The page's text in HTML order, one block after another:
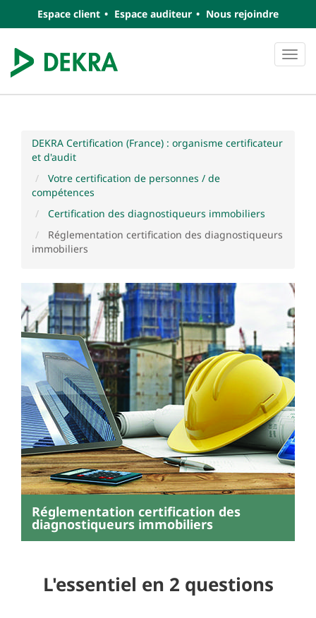
Espace client Espace auditeur Nous rejoindre
DEKRA Certification (France) : organisme certificateur
et d'audit
Votre certification de personnes / de
compétences
Certification des diagnostiqueurs immobiliers
Réglementation certification des diagnostiqueurs
immobiliers
Réglementation certification des
diagnostiqueurs immobiliers
L'essentiel en 2 questions